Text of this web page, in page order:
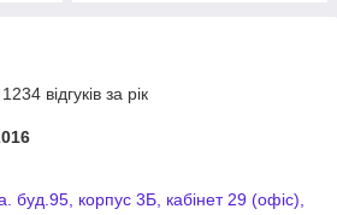
відгуків за рік
буд.95, корпус 3Б, кабінет 29 (офіс),